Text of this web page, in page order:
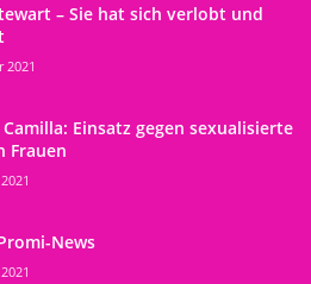
– Sie hat sich verlobt und
2021
Einsatz gegen sexualisierte
Frauen
News